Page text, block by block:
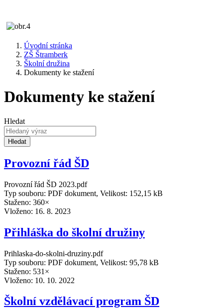
Úvodní stránka
ZŠ Štramberk
Školní družina
Dokumenty ke stažení
Dokumenty ke stažení
Hledat
Hledat
Provozní řád ŠD
Provozní řád ŠD 2023.pdf
Typ souboru: PDF dokument, Velikost: 152,15 kB
Staženo: 360×
Vloženo: 16. 8. 2023
Přihláška do školní družiny
Prihlaska-do-skolni-druziny.pdf
Typ souboru: PDF dokument, Velikost: 95,78 kB
Staženo: 531×
Vloženo: 10. 10. 2022
Školní vzdělávací program ŠD